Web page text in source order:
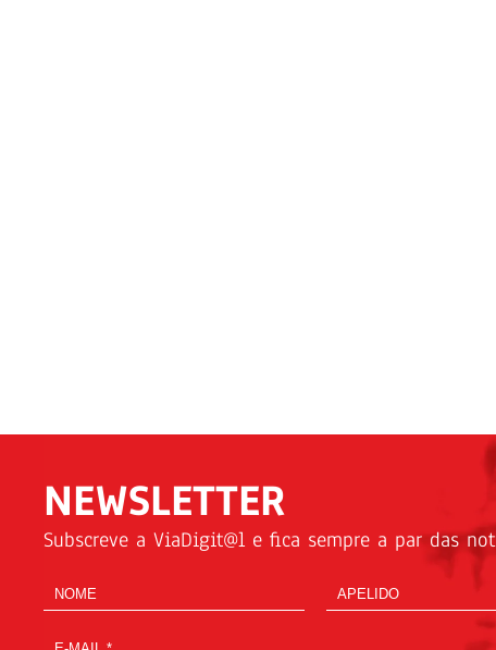
NEWSLETTER
Subscreve a ViaDigit@l e fica sempre a par das